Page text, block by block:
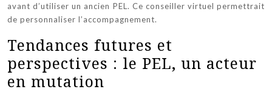
avant d’utiliser un ancien PEL. Ce conseiller virtuel permettrait
de personnaliser l’accompagnement.
Tendances futures et
perspectives : le PEL, un acteur
en mutation